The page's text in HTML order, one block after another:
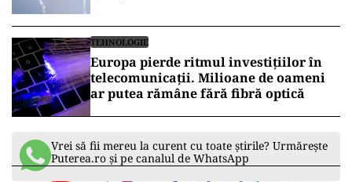
Ei cer, de asemenea, o interzicere mai strictă a
finanţării partidelor europene de către interese
străine, conform News.ro.